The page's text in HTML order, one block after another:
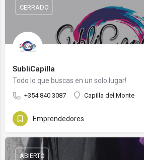
SubliCapilla
Todo lo que buscas en un solo lugar!
+354 840 3087 Capilla del Monte
CERRADO
Emprendedores
ABIERTO